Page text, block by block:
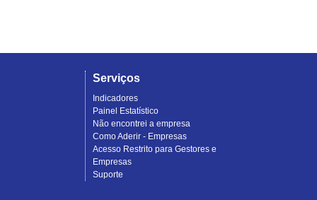
Serviços
Indicadores
Painel Estatístico
Não encontrei a empresa
Como Aderir - Empresas
Acesso Restrito para Gestores e
Empresas
Suporte